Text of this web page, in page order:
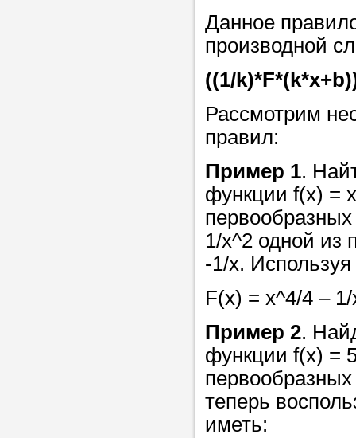
Мы
советам,
репетитора
Совет 2.
заявку на
то в поле
укажите как
чтобы мы
самого
репетитора.
Данное
производной
((1/
Рассмотрим
правил:
Пример 1.
функции f(x) =
1/x^2 одной из
-1/x.
F(x) = x^4/4 –
Пример 2.
функции f(x) =
теперь
иметь: